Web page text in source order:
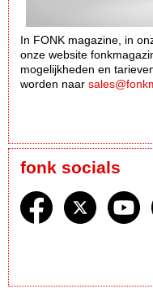
In FONK magazine, in
onze website
mogelijkheden en
worden naar
fonk socials